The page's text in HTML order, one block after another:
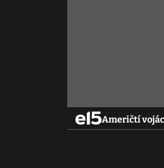
Američtí